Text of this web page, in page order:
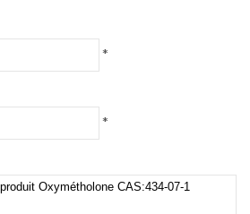
*
*